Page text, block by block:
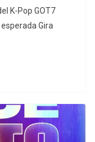
K-Pop GOT7
Gira